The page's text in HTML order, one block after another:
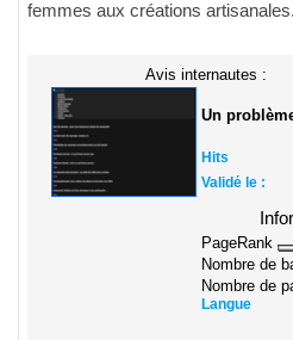
femmes aux créations artisanales.
Avis internautes :
Un
Hits
Validé le :
PageRank
Nombre de
Nombre de
Langue